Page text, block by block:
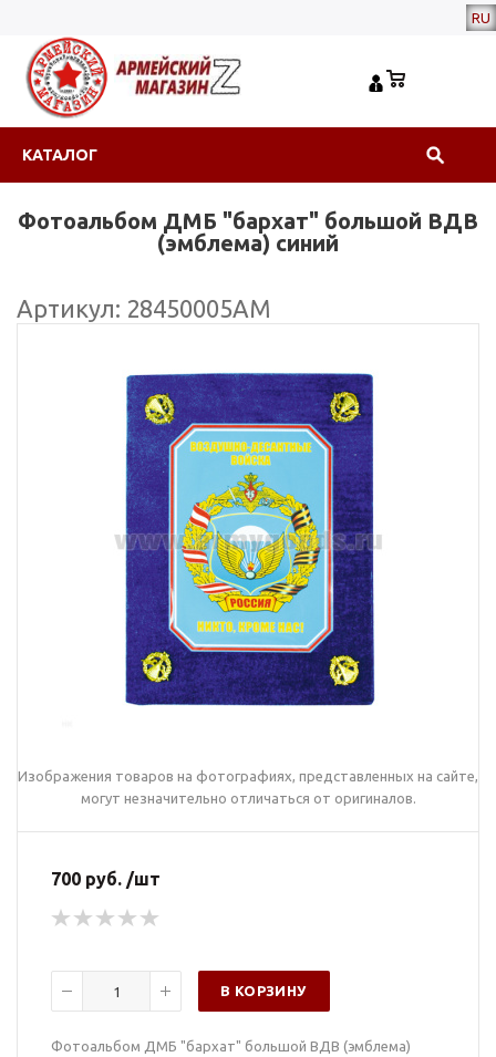
RU
КАТАЛОГ
Фотоальбом ДМБ "бархат" большой ВДВ
(эмблема) синий
Артикул: 28450005АМ
Изображения товаров на фотографиях, представленных на сайте,
могут незначительно отличаться от оригиналов.
700 руб. /шт
В КОРЗИНУ
Фотоальбом ДМБ "бархат" большой ВДВ (эмблема)